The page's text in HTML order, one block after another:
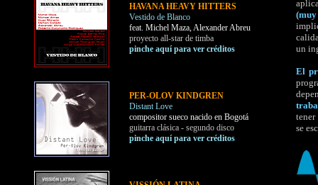
HAVANA HEAVY HITTERS
Vestido de Blanco
feat. Michel Maza, Alexander Abreu
proyecto all-star de timba
pinche aquí para ver créditos
PER-OLOV KINDGREN
Distant Love
compositor sueco nacido en Bogotá
guitarra clásica - segundo disco
pinche aquí para ver créditos
un
El
tener
se